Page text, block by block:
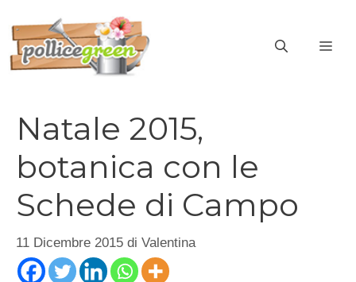
contenuto
Natale 2015,
botanica con le
Schede di Campo
11 Dicembre 2015 di Valentina